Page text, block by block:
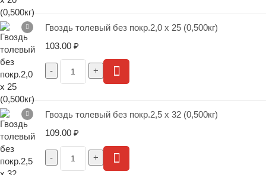
Гвоздь толевый без покр.2,0 х 25 (0,500кг)
103.00 ₽
Гвоздь толевый без покр.2,5 х 32 (0,500кг)
109.00 ₽